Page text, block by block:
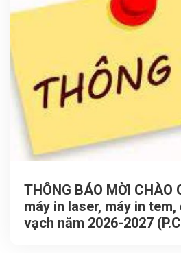
THÔNG BÁO MỜI CHÀO
máy in laser, máy in
vạch năm 2026-2027